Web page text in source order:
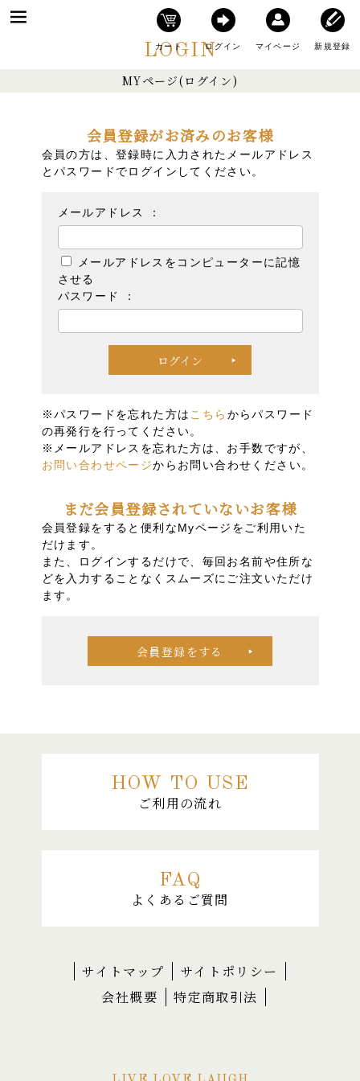
カート ログイン マイページ 新規登録
LOGIN
MYページ(ログイン)
会員登録がお済みのお客様
会員の方は、登録時に入力されたメールアドレス
とパスワードでログインしてください。
メールアドレス ：
メールアドレスをコンピューターに記憶
させる
パスワード ：
ログイン
※パスワードを忘れた方は こちら からパスワード
の再発行を行ってください。
※メールアドレスを忘れた方は、お手数ですが、
お問い合わせページからお問い合わせください。
まだ会員登録されていないお客様
会員登録をすると便利なMyページをご利用いた
だけます。
また、ログインするだけで、毎回お名前や住所な
どを入力することなくスムーズにご注文いただけ
ます。
会員登録をする
HOW TO USE
ご利用の流れ
FAQ
よくあるご質問
サイトマップ
サイトポリシー
会社概要
特定商取引法